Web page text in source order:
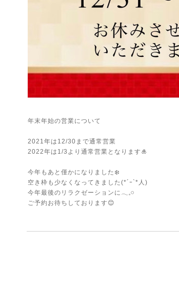
年末年始の営業について
2021年は12/30まで通常営業
2022年は1/3より通常営業となります🎍
今年もあと僅かになりました❄️
空き枠も少なくなってきました(*´ｰ`*人)
今年最後のリラクゼーションに𓂃𓈒𓏸
ご予約お待ちしております😊